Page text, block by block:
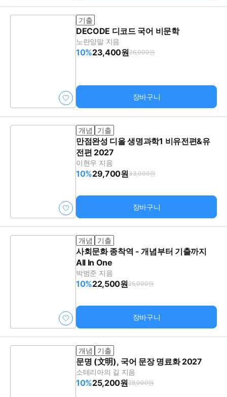
기출
DECODE 디코드 국어 비문학
노란양말 지음
10%23,400원26,000원
장바구니
개념 기출
만점완성 디올 생명과학1 비유전편&유
전편 2027
이현우 지음
10%29,700원33,000원
장바구니
개념 기출
사회문화 종착역 - 개념부터 기출까지
All In One
박범준 지음
10%22,500원25,000원
장바구니
개념 기출
문명 (文明), 국어 문장 명료화 2027
소테리아의 길 지음
10%25,200원28,000원